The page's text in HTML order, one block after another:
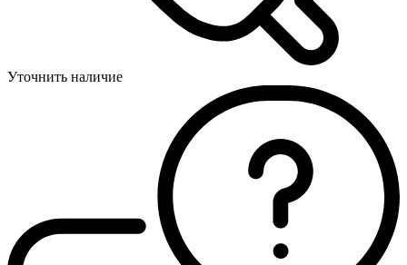
Уточнить наличие